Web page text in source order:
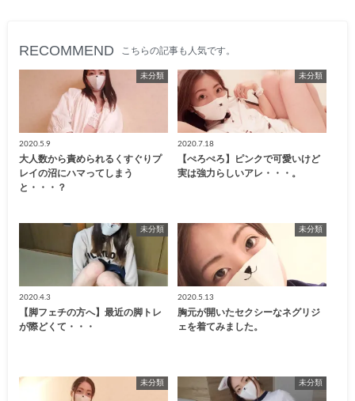
RECOMMEND こちらの記事も人気です。
未分類
2020.5.9
大人数から責められるくすぐりプ
レイの沼にハマってしまう
と・・・？
未分類
2020.7.18
【ぺろぺろ】ピンクで可愛いけど
実は強力らしいアレ・・・。
未分類
2020.4.3
【脚フェチの方へ】最近の脚トレ
が際どくて・・・
未分類
2020.5.13
胸元が開いたセクシーなネグリジ
ェを着てみました。
未分類 未分類